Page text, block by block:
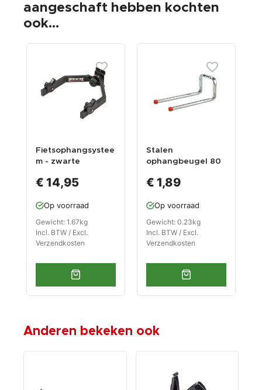
aangeschaft hebben kochten
ook...
Fietsophangsystee
m - zwarte
wandhouder -
ophangen -
racefiets -
mountainbike -
€ 14,95
Op voorraad
Gewicht: 1.67kg
Incl. BTW / Excl.
Verzendkosten
Stalen
ophangbeugel 80
haak verchroomd
€ 1,89
Op voorraad
Gewicht: 0.23kg
Incl. BTW / Excl.
Verzendkosten
Anderen bekeken ook